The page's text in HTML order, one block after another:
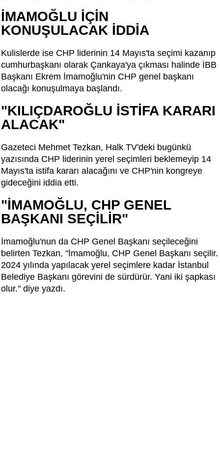
İMAMOĞLU İÇİN
KONUŞULACAK İDDİA
Kulislerde ise CHP liderinin 14 Mayıs'ta seçimi kazanıp
cumhurbaşkanı olarak Çankaya'ya çıkması halinde İBB
Başkanı Ekrem İmamoğlu'nin CHP genel başkanı
olacağı konuşulmaya başlandı.
"KILIÇDAROĞLU İSTİFA KARARI
ALACAK"
Gazeteci Mehmet Tezkan, Halk TV'deki bugünkü
yazısında CHP liderinin yerel seçimleri beklemeyip 14
Mayıs'ta istifa kararı alacağını ve CHP'nin kongreye
gideceğini iddia etti.
"İMAMOĞLU, CHP GENEL
BAŞKANI SEÇİLİR"
İmamoğlu'nun da CHP Genel Başkanı seçileceğini
belirten Tezkan, "İmamoğlu, CHP Genel Başkanı seçilir.
2024 yılında yapılacak yerel seçimlere kadar İstanbul
Belediye Başkanı görevini de sürdürür. Yani iki şapkası
olur." diye yazdı.